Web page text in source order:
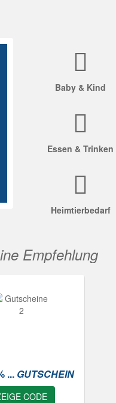
Baby & Kind
Essen & Trinken
Heimtierbedarf
Empfehlung
... GUTSCHEIN
CODE